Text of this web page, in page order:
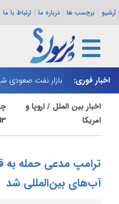
آرشیو برچسب ها درباره ما ارتباط با ما
اخبار فوری: بازار نفت صعودی
اخبار بین الملل /اروپا و
امریکا
ترامپ مدعی حمله به
آب‌های بین‌المللی شد